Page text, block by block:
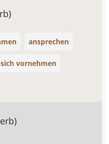
ansprechen
sich vornehmen